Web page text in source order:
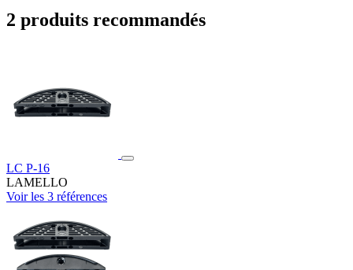
2 produits recommandés
LC P-16
LAMELLO
Voir les 3 références